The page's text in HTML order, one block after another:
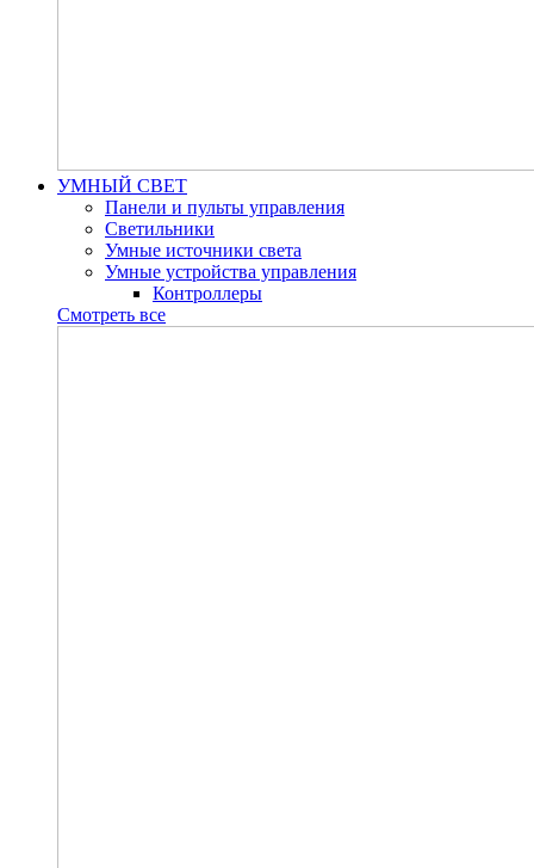
УМНЫЙ СВЕТ
Панели и пульты управления
Светильники
Умные источники света
Умные устройства управления
Контроллеры
Смотреть все